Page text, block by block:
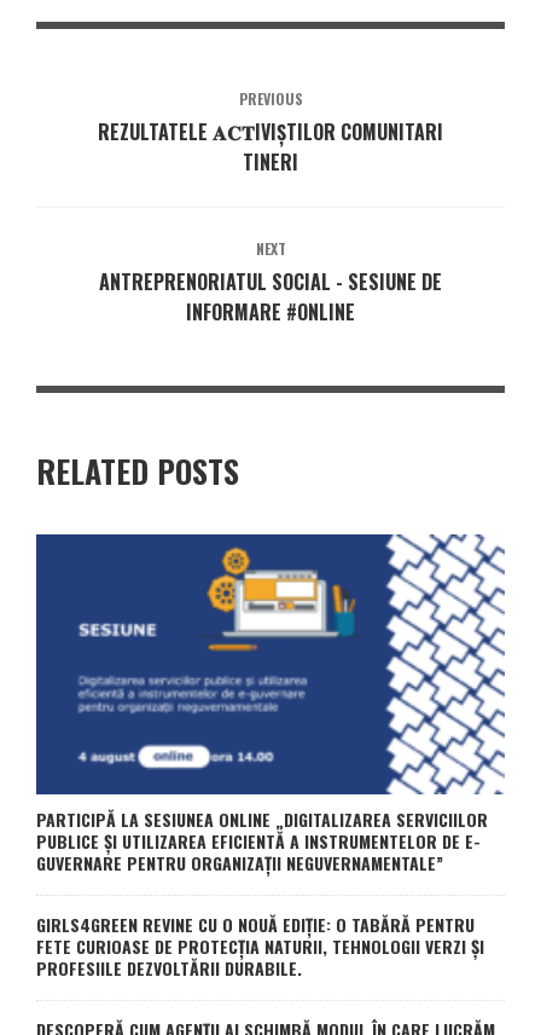
PREVIOUS
REZULTATELE 𝐀𝐂𝐓IVIȘTILOR COMUNITARI
TINERI
NEXT
ANTREPRENORIATUL SOCIAL - SESIUNE DE
INFORMARE #ONLINE
RELATED POSTS
PARTICIPĂ LA SESIUNEA ONLINE „DIGITALIZAREA SERVICIILOR
PUBLICE ȘI UTILIZAREA EFICIENTĂ A INSTRUMENTELOR DE E-
GUVERNARE PENTRU ORGANIZAȚII NEGUVERNAMENTALE”
GIRLS4GREEN REVINE CU O NOUĂ EDIȚIE: O TABĂRĂ PENTRU
FETE CURIOASE DE PROTECȚIA NATURII, TEHNOLOGII VERZI ȘI
PROFESIILE DEZVOLTĂRII DURABILE.
DESCOPERĂ CUM AGENȚII AI SCHIMBĂ MODUL ÎN CARE LUCRĂM